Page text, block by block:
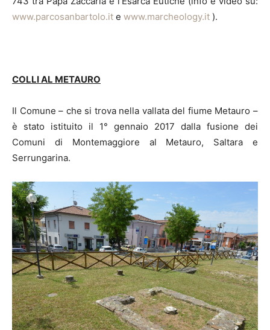
www.parcosanbartolo.it e www.marcheology.it ).
COLLI AL METAURO
Il Comune – che si trova nella vallata del fiume Metauro –
è stato istituito il 1° gennaio 2017 dalla fusione dei
Comuni di Montemaggiore al Metauro, Saltara e
Serrungarina.